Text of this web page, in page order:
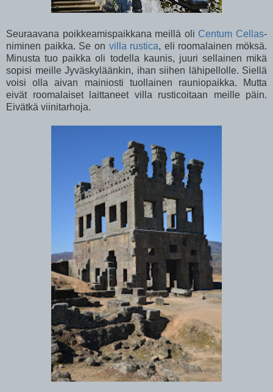
Seuraavana poikkeamispaikkana meillä oli Centum Cellas-
niminen paikka. Se on villa rustica, eli roomalainen möksä.
Minusta tuo paikka oli todella kaunis, juuri sellainen mikä
sopisi meille Jyväskyläänkin, ihan siihen lähipellolle. Siellä
voisi olla aivan mainiosti tuollainen rauniopaikka. Mutta
eivät roomalaiset laittaneet villa rusticoitaan meille päin.
Eivätkä viinitarhoja.